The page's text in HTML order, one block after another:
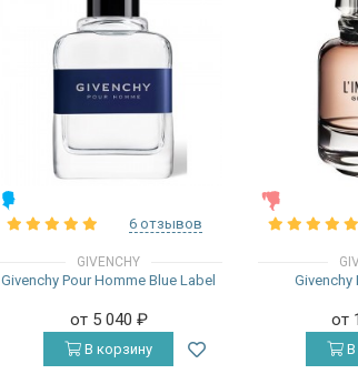
6 отзывов
GIVENCHY
Givenchy Pour Homme Blue Label
от 5 040 ₽
В корзину
Givenchy
от
В